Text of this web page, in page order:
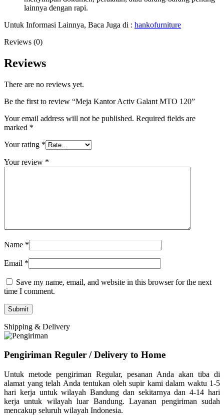
lainnya dengan rapi.
Untuk Informasi Lainnya, Baca Juga di : hankofurniture
Reviews (0)
Reviews
There are no reviews yet.
Be the first to review “Meja Kantor Activ Galant MTO 120”
Your email address will not be published. Required fields are
marked *
Your rating *
Your review *
Name *
Email *
Save my name, email, and website in this browser for the next
time I comment.
Shipping & Delivery
Pengiriman Reguler / Delivery to Home
Untuk metode pengiriman Regular, pesanan Anda akan tiba di
alamat yang telah Anda tentukan oleh supir kami dalam waktu 1-5
hari kerja untuk wilayah Bandung dan sekitarnya dan 4-14 hari
kerja untuk wilayah luar Bandung. Layanan pengiriman sudah
mencakup seluruh wilayah Indonesia.